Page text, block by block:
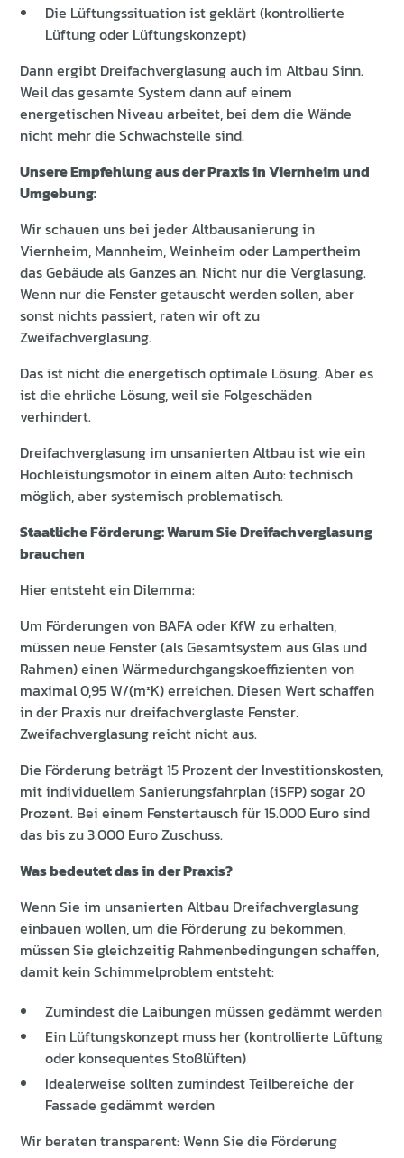
Die Lüftungssituation ist geklärt (kontrollierte
Lüftung oder Lüftungskonzept)
Dann ergibt Dreifachverglasung auch im Altbau Sinn.
Weil das gesamte System dann auf einem
energetischen Niveau arbeitet, bei dem die Wände
nicht mehr die Schwachstelle sind.
Unsere Empfehlung aus der Praxis in Viernheim und
Umgebung:
Wir schauen uns bei jeder Altbausanierung in
Viernheim, Mannheim, Weinheim oder Lampertheim
das Gebäude als Ganzes an. Nicht nur die Verglasung.
Wenn nur die Fenster getauscht werden sollen, aber
sonst nichts passiert, raten wir oft zu
Zweifachverglasung.
Das ist nicht die energetisch optimale Lösung. Aber es
ist die ehrliche Lösung, weil sie Folgeschäden
verhindert.
Dreifachverglasung im unsanierten Altbau ist wie ein
Hochleistungsmotor in einem alten Auto: technisch
möglich, aber systemisch problematisch.
Staatliche Förderung: Warum Sie Dreifachverglasung
brauchen
Hier entsteht ein Dilemma:
Um Förderungen von BAFA oder KfW zu erhalten,
müssen neue Fenster (als Gesamtsystem aus Glas und
Rahmen) einen Wärmedurchgangskoeffizienten von
maximal 0,95 W/(m²K) erreichen. Diesen Wert schaffen
in der Praxis nur dreifachverglaste Fenster.
Zweifachverglasung reicht nicht aus.
Die Förderung beträgt 15 Prozent der Investitionskosten,
mit individuellem Sanierungsfahrplan (iSFP) sogar 20
Prozent. Bei einem Fenstertausch für 15.000 Euro sind
das bis zu 3.000 Euro Zuschuss.
Was bedeutet das in der Praxis?
Wenn Sie im unsanierten Altbau Dreifachverglasung
einbauen wollen, um die Förderung zu bekommen,
müssen Sie gleichzeitig Rahmenbedingungen schaffen,
damit kein Schimmelproblem entsteht:
Zumindest die Laibungen müssen gedämmt werden
Ein Lüftungskonzept muss her (kontrollierte Lüftung
oder konsequentes Stoßlüften)
Idealerweise sollten zumindest Teilbereiche der
Fassade gedämmt werden
Wir beraten transparent: Wenn Sie die Förderung